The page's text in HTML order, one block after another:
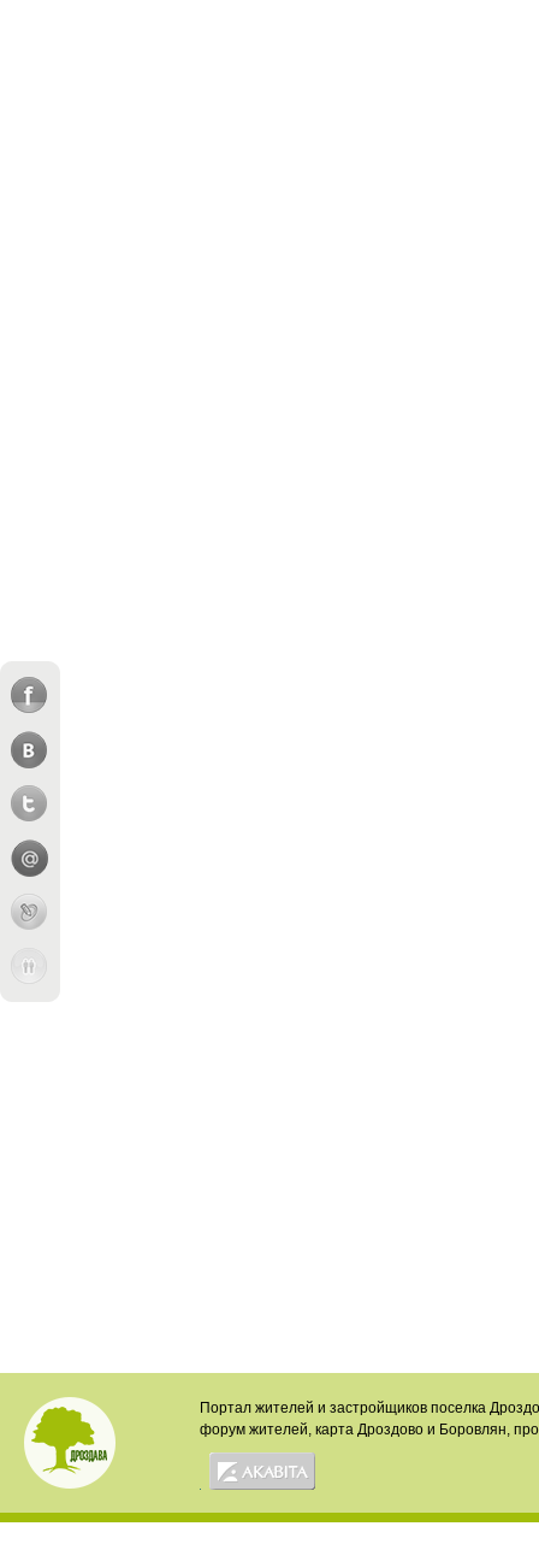
Портал жителей и застройщиков поселка
форум жителей, карта Дроздово и Боровлян,